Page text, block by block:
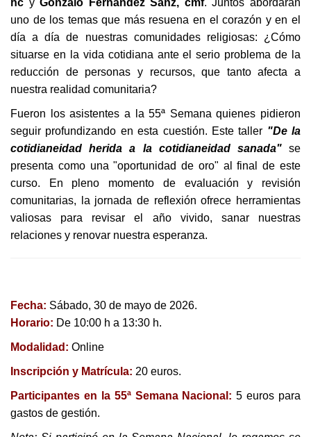
hc yGonzalo Fernández Sanz, cmf. Juntos abordarán
uno de los temas que más resuena en el corazón y en el
día a día de nuestras comunidades religiosas: ¿Cómo
situarse en la vida cotidiana ante el serio problema de la
reducción de personas y recursos, que tanto afecta a
nuestra realidad comunitaria?
Fueron los asistentes a la 55ª Semana quienes pidieron
seguir profundizando en esta cuestión. Este taller "De la
cotidianeidad herida a la cotidianeidad sanada"se
presenta como una "oportunidad de oro" al final de este
curso. En pleno momento de evaluación y revisión
comunitarias, la jornada de reflexión ofrece herramientas
valiosas para revisar el año vivido, sanar nuestras
relaciones y renovar nuestra esperanza.
Fecha: Sábado, 30 de mayo de 2026.
Horario: De 10:00 h a 13:30 h.
Modalidad: Online
Inscripción y Matrícula: 20 euros.
Participantes en la 55ª Semana Nacional: 5 euros para
gastos de gestión.